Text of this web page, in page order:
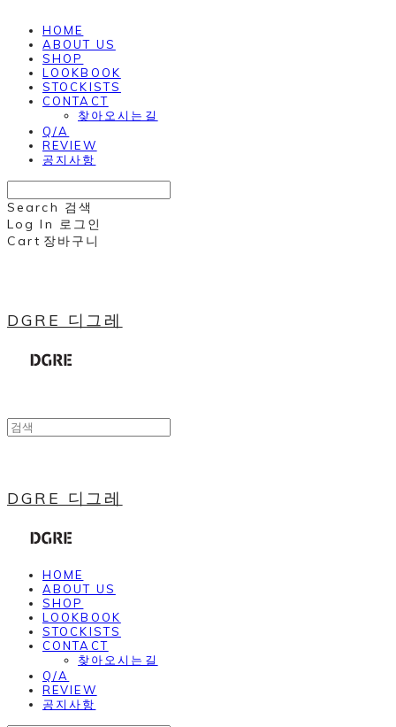
HOME
ABOUT US
SHOP
LOOKBOOK
STOCKISTS
CONTACT
찾아오시는길
Q/A
REVIEW
공지사항
Search 검색
Log In 로그인
Cart 장바구니
DGRE 디그레
DGRE 디그레
HOME
ABOUT US
SHOP
LOOKBOOK
STOCKISTS
CONTACT
찾아오시는길
Q/A
REVIEW
공지사항